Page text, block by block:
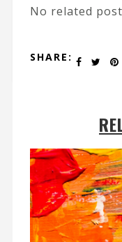
No related
SHARE: